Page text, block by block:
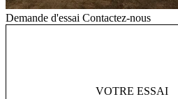
Demande d'essai Contactez-nous
VOTRE ESSAI